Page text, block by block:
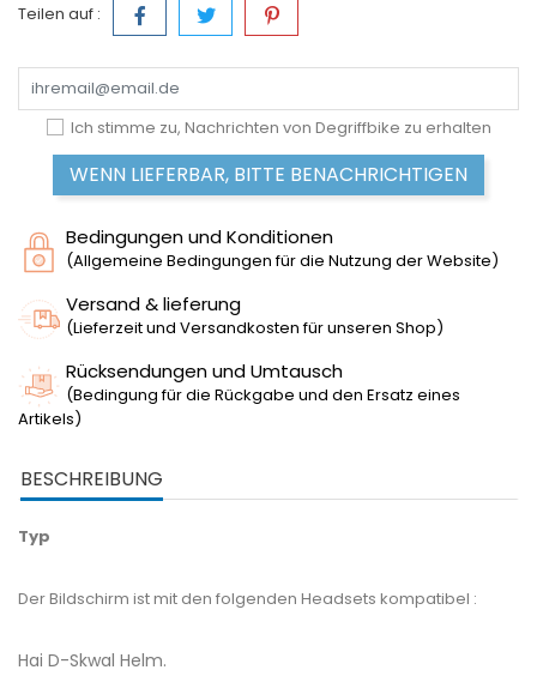
Teilen auf :
Ich stimme zu, Nachrichten von Degriffbike zu erhalten
WENN LIEFERBAR, BITTE BENACHRICHTIGEN
Bedingungen und Konditionen
(Allgemeine Bedingungen für die Nutzung der Website)
Versand & lieferung
(Lieferzeit und Versandkosten für unseren Shop)
Rücksendungen und Umtausch
(Bedingung für die Rückgabe und den Ersatz eines
Artikels)
BESCHREIBUNG
Typ
Der Bildschirm ist mit den folgenden Headsets kompatibel :
Hai D-Skwal Helm.